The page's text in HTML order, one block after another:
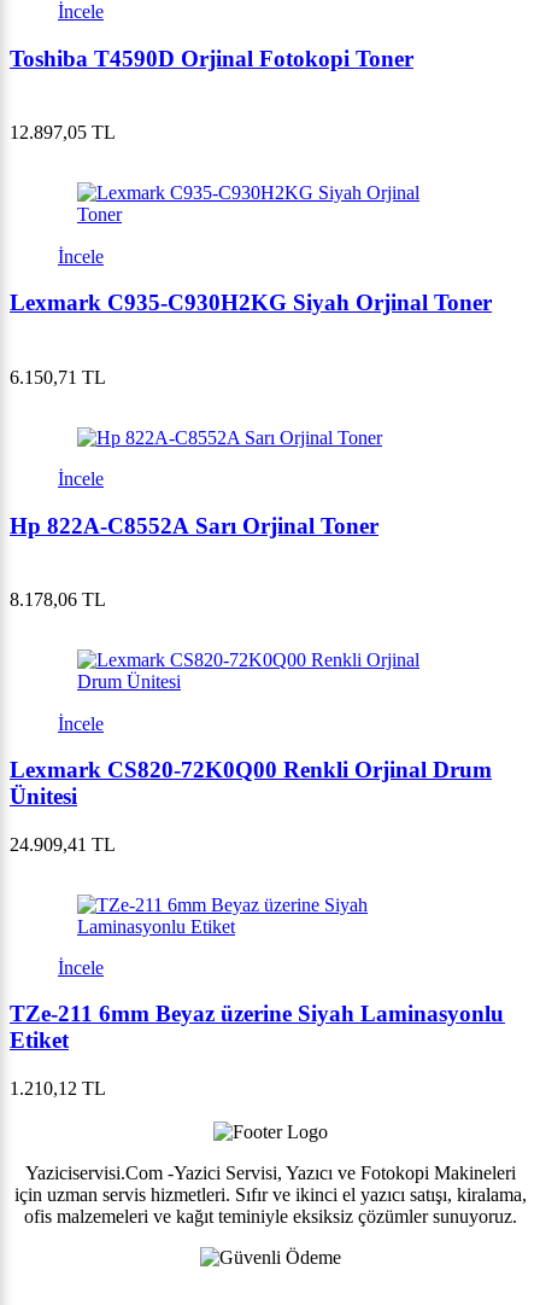
İncele
Toshiba T4590D Orjinal Fotokopi Toner
12.897,05 TL
İncele
Lexmark C935-C930H2KG Siyah Orjinal Toner
6.150,71 TL
İncele
Hp 822A-C8552A Sarı Orjinal Toner
8.178,06 TL
İncele
Lexmark CS820-72K0Q00 Renkli Orjinal Drum
Ünitesi
24.909,41 TL
İncele
TZe-211 6mm Beyaz üzerine Siyah Laminasyonlu
Etiket
1.210,12 TL
Yaziciservisi.Com -Yazici Servisi, Yazıcı ve Fotokopi Makineleri
için uzman servis hizmetleri. Sıfır ve ikinci el yazıcı satışı, kiralama,
ofis malzemeleri ve kağıt teminiyle eksiksiz çözümler sunuyoruz.